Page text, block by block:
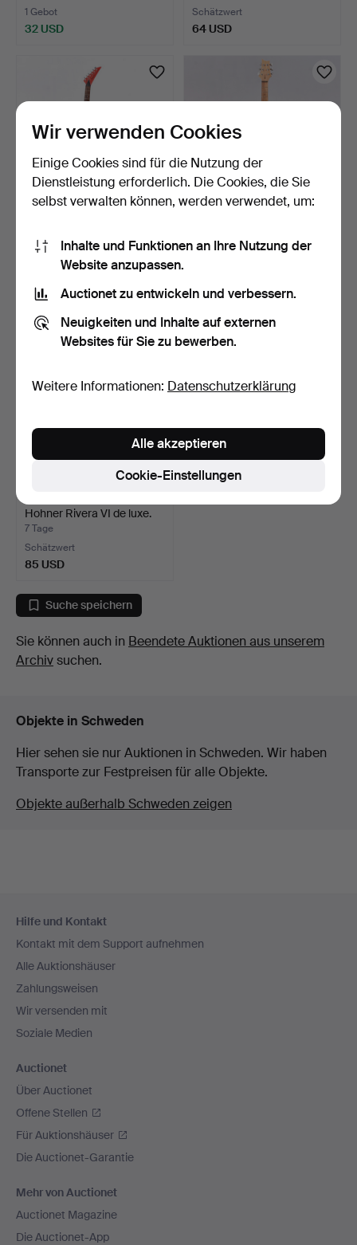
1 Gebot
32 USD
Schätzwert
64 USD
electric guitar.
263 USD
Hersteller.
74 USD
Hohner Rivera VI de luxe.
7 Tage
Schätzwert
85 USD
Suche speichern
Sie können auch in Beendete Auktionen aus unserem
Archivsuchen.
Objekte in Schweden
Hier sehen sie nur Auktionen in Schweden. Wir haben
Transporte zur Festpreisen für alle Objekte.
Objekte außerhalb Schweden zeigen
Navigation
Hilfe und Kontakt
Kontakt mit dem Support aufnehmen
Alle Auktionshäuser
Zahlungsweisen
Wir versenden mit
Soziale Medien
Auctionet
Über Auctionet
Offene Stellen
Für Auktionshäuser
Die Auctionet-Garantie
Mehr von Auctionet
Auctionet Magazine
Die Auctionet-App
Wir verwenden Cookies
Einige Cookies sind für die Nutzung der
Dienstleistung erforderlich. Die Cookies, die Sie
selbst verwalten können, werden verwendet, um:
Inhalte und Funktionen an Ihre Nutzung der
Website anzupassen.
Auctionet zu entwickeln und verbessern.
Neuigkeiten und Inhalte auf externen
Websites für Sie zu bewerben.
Weitere Informationen: Datenschutzerklärung
Cookie-Einstellungen
Alle akzeptieren